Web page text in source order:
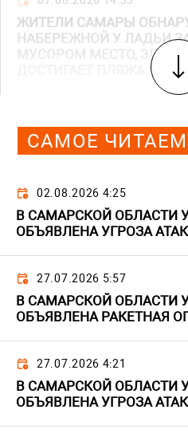
ЖИТЕЛИ САМАРЫ
НАБЕРЕЖНОЙ У ЛАДЬИ
МУСОРОМ МЕСТО,
САМОЕ
02.08.2026 4:25
В САМАРСКОЙ ОБЛАСТИ
ОБЪЯВЛЕНА УГРОЗА
27.07.2026 5:57
В САМАРСКОЙ ОБЛАСТИ
ОБЪЯВЛЕНА РАКЕТНАЯ
27.07.2026 4:21
В САМАРСКОЙ ОБЛАСТИ
ОБЪЯВЛЕНА УГРОЗА